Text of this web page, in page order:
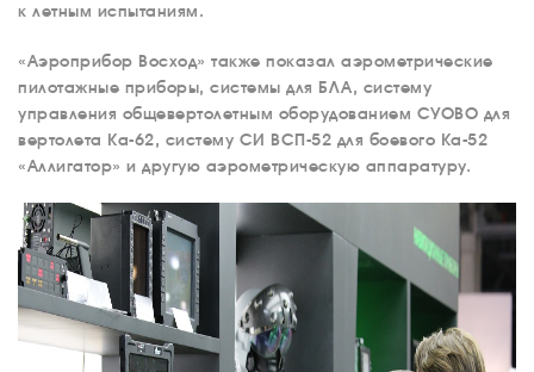
к летным испытаниям.
«Аэроприбор Восход» также показал аэрометрические
пилотажные приборы, системы для БЛА, систему
управления общевертолетным оборудованием СУОВО для
вертолета Ка-62, систему СИ ВСП-52 для боевого Ка-52
«Аллигатор» и другую аэрометрическую аппаратуру.